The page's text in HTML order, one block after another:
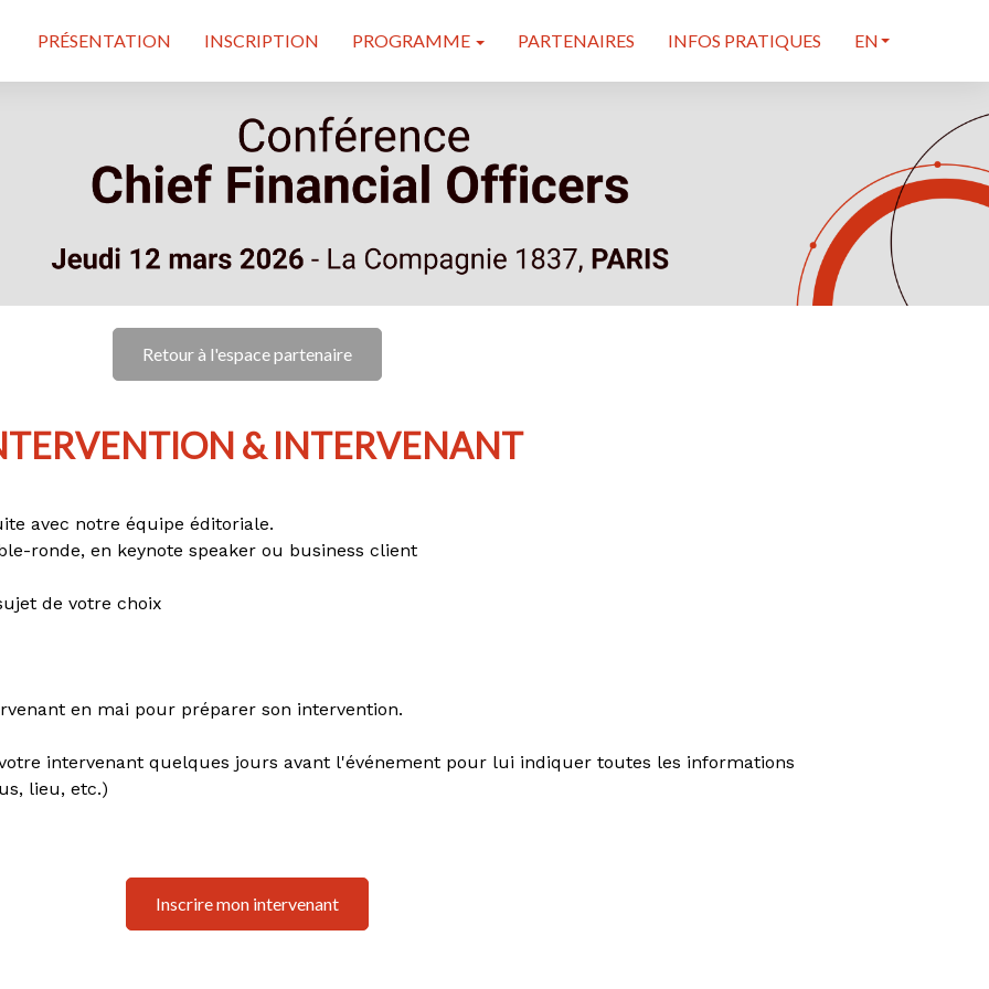
PRÉSENTATION INSCRIPTION PROGRAMME PARTENAIRES INFOS PRATIQUES EN
Retour à l'espace partenaire
& INTERVENANT
avec notre équipe éditoriale.
ronde, en keynote speaker ou business client
de votre choix
en mai pour préparer son intervention.
intervenant quelques jours avant l'événement pour lui indiquer toutes les informations
lieu, etc.)
Inscrire mon intervenant